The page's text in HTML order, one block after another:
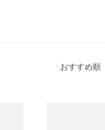
おすすめ順